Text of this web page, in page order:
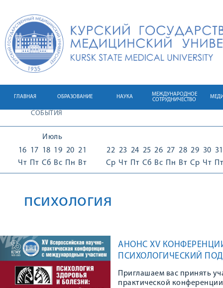
ГЛАВНАЯ ОБРАЗОВАНИЕ НАУКА
МЕЖДУНАРОДНОЕ
СОТРУДНИЧЕСТВО
СОБЫТИЯ
Июль
16
Чт
17
Пт
18
Сб
19
Вс
20
Пн
21
Вт
22
Ср
23
Чт
24
Пт
25
Сб
26
Вс
27
Пн
28
Вт
29
Ср
30
Чт
31
Пт
психология
АНОНС XV
ПСИХОЛОГИЧЕСКИЙ
Приглашаем вас принять
практической